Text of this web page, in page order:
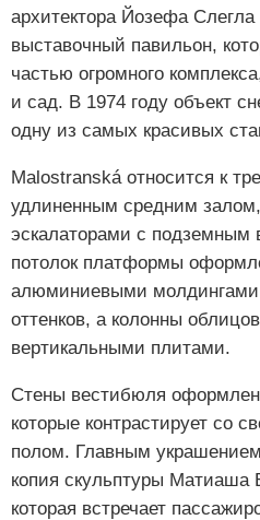
архитектора Йозефа
выставочный павильон,
частью огромного
и сад. В 1974 году объект
одну из самых красивых
Malostranská относится к
удлиненным средним
эскалаторами с
потолок платформы
алюминиевыми молдингами
оттенков, а колонны
вертикальными плитами.
Стены вестибюля
которые контрастирует со
полом. Главным
копия скульптуры Матиаша
которая встречает